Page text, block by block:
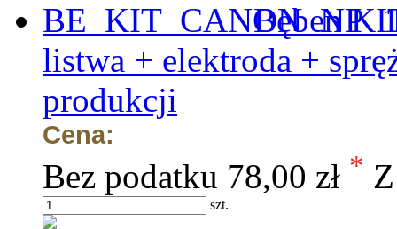
Bęben
listwa + elektroda +
produkcji
Cena:
Bez podatku 78,00 zł *
szt.